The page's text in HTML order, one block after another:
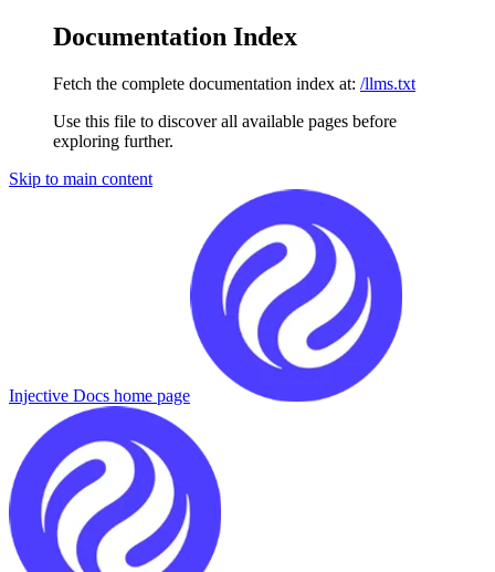
Documentation Index
Fetch the complete documentation index at: /llms.txt
Use this file to discover all available pages before
exploring further.
Skip to main content
Injective Docs home page